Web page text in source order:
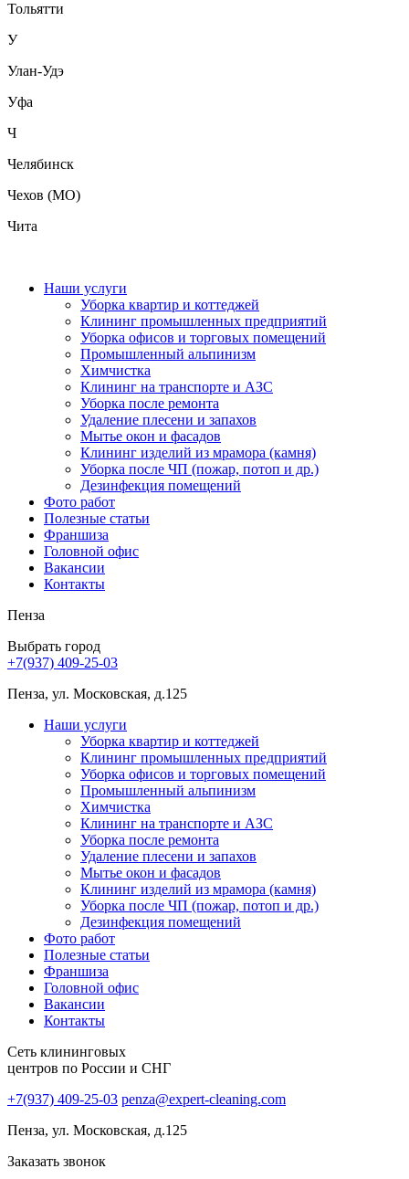
Тольятти
У
Улан-Удэ
Уфа
Ч
Челябинск
Чехов (МО)
Чита
Наши услуги
Уборка квартир и коттеджей
Клининг промышленных предприятий
Уборка офисов и торговых помещений
Промышленный альпинизм
Химчистка
Клининг на транспорте и АЗС
Уборка после ремонта
Удаление плесени и запахов
Мытье окон и фасадов
Клининг изделий из мрамора (камня)
Уборка после ЧП (пожар, потоп и др.)
Дезинфекция помещений
Фото работ
Полезные статьи
Франшиза
Головной офис
Вакансии
Контакты
Пенза
Выбрать город
+7(937) 409-25-03
Пенза, ул. Московская, д.125
Наши услуги
Уборка квартир и коттеджей
Клининг промышленных предприятий
Уборка офисов и торговых помещений
Промышленный альпинизм
Химчистка
Клининг на транспорте и АЗС
Уборка после ремонта
Удаление плесени и запахов
Мытье окон и фасадов
Клининг изделий из мрамора (камня)
Уборка после ЧП (пожар, потоп и др.)
Дезинфекция помещений
Фото работ
Полезные статьи
Франшиза
Головной офис
Вакансии
Контакты
Сеть клининговых
центров по России и СНГ
+7(937) 409-25-03 penza@expert-cleaning.com
Пенза, ул. Московская, д.125
Заказать звонок